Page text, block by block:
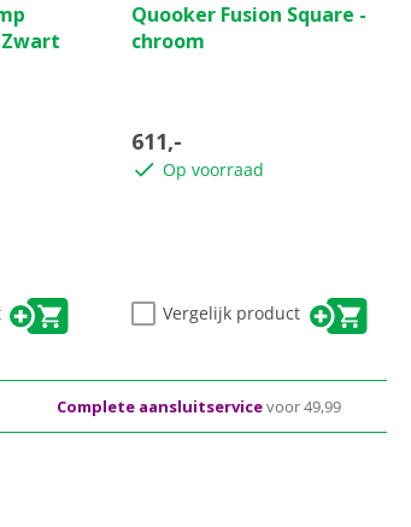
van
de
Quooker Fusion Square -
chroom
611,-
Op voorraad
Vergelijk product
Complete aansluitservicevoor 49,99